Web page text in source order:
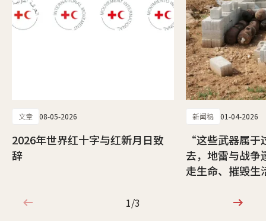
文章 08-05-2026
2026年世界红十字与红新月日致
辞
新闻稿 01-04-2026
“这些武器属
去，地雷与战争
走生命、摧毁生
1/3
1/3